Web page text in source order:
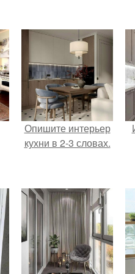
Опишите интерьер
кухни в 2-3 словах.